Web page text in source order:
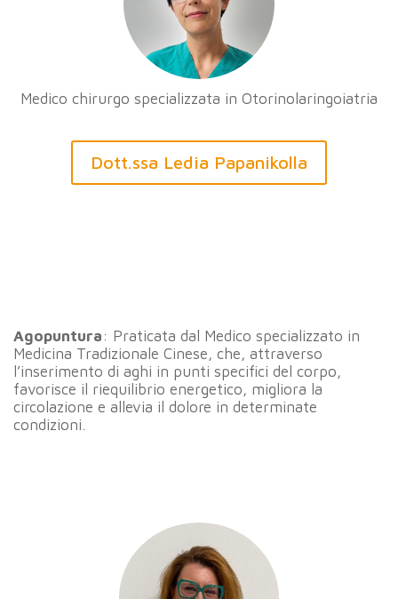
Medico chirurgo specializzata in Otorinolaringoiatria
Dott.ssa Ledia Papanikolla
Agopuntura: Praticata dal Medico specializzato in
Medicina Tradizionale Cinese, che, attraverso
l’inserimento di aghi in punti specifici del corpo,
favorisce il riequilibrio energetico, migliora la
circolazione e allevia il dolore in determinate
condizioni.